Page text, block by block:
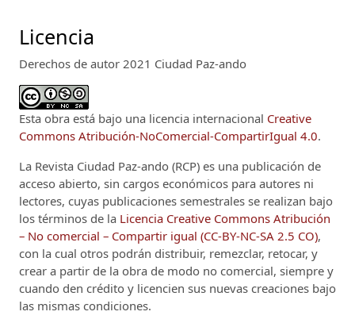
Licencia
Derechos de autor 2021 Ciudad Paz-ando
Esta obra está bajo una licencia internacional Creative
Commons Atribución-NoComercial-CompartirIgual 4.0.
La Revista Ciudad Paz-ando (RCP) es una publicación de
acceso abierto, sin cargos económicos para autores ni
lectores, cuyas publicaciones semestrales se realizan bajo
los términos de la Licencia Creative Commons Atribución
– No comercial – Compartir igual (CC-BY-NC-SA 2.5 CO),
con la cual otros podrán distribuir, remezclar, retocar, y
crear a partir de la obra de modo no comercial, siempre y
cuando den crédito y licencien sus nuevas creaciones bajo
las mismas condiciones.